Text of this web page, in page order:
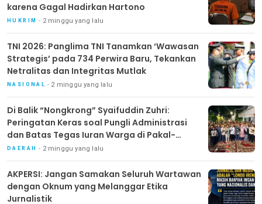
karena Gagal Hadirkan Hartono
HUKRIM 2 minggu yang lalu
TNI 2026: Panglima TNI Tanamkan ‘Wawasan
Strategis’ pada 734 Perwira Baru, Tekankan
Netralitas dan Integritas Mutlak
NASIONAL 2 minggu yang lalu
Di Balik “Nongkrong” Syaifuddin Zuhri:
Peringatan Keras soal Pungli Administrasi
dan Batas Tegas Iuran Warga di Pakal-
Benowo
DAERAH 2 minggu yang lalu
AKPERSI: Jangan Samakan Seluruh Wartawan
dengan Oknum yang Melanggar Etika
Jurnalistik